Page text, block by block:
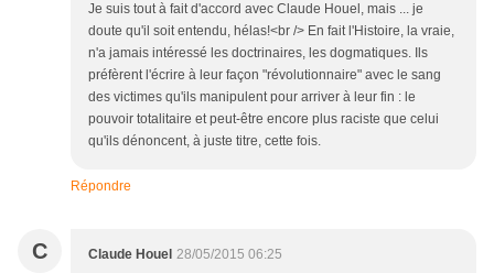
Je suis tout à fait d'accord avec Claude Houel, mais ... je
doute qu'il soit entendu, hélas!<br /> En fait l'Histoire, la vraie,
n'a jamais intéressé les doctrinaires, les dogmatiques. Ils
préfèrent l'écrire à leur façon "révolutionnaire" avec le sang
des victimes qu'ils manipulent pour arriver à leur fin : le
pouvoir totalitaire et peut-être encore plus raciste que celui
qu'ils dénoncent, à juste titre, cette fois.
Répondre
C Claude Houel 28/05/2015 06:25